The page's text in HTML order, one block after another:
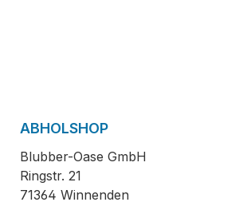
ABHOLSHOP
Blubber-Oase GmbH
Ringstr. 21
71364 Winnenden